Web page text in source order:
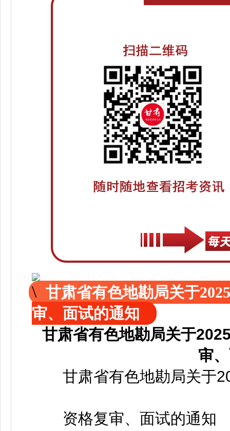
甘肃省有色地勘局关于
审、面试的通知
甘肃省有色地勘局关于
审
甘肃省有色地勘局关于
资格复审、面试的通知